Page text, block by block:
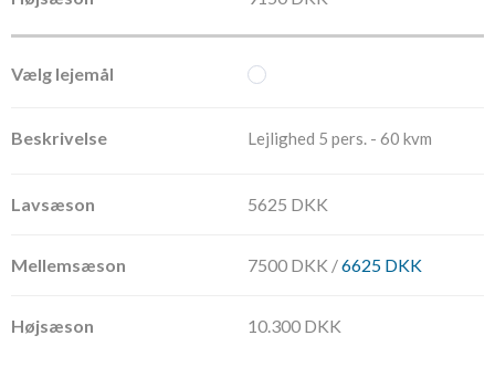
Lejlighed 5 pers. - 60 kvm
5625 DKK
7500 DKK /6625 DKK
10.300 DKK